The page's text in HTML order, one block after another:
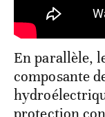
En parallèle,
composante